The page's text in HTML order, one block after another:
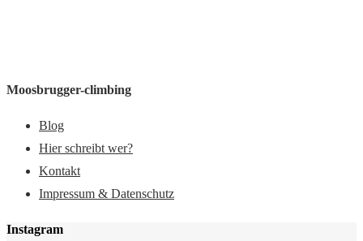
Moosbrugger-climbing
Blog
Hier schreibt wer?
Kontakt
Impressum & Datenschutz
Instagram